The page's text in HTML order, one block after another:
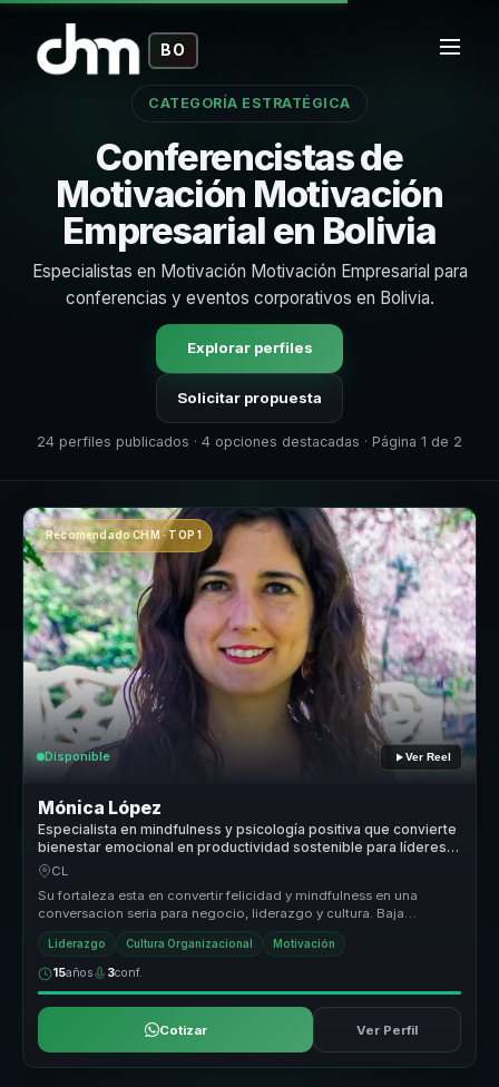
BO
CATEGORÍA ESTRATÉGICA
Conferencistas de
Motivación Motivación
Empresarial en Bolivia
Especialistas en Motivación Motivación Empresarial para
conferencias y eventos corporativos en Bolivia.
Explorar perfiles
Solicitar propuesta
24 perfiles publicados · 4 opciones destacadas · Página 1 de 2
Recomendado CHM · TOP 1
Disponible Ver Reel
Mónica López
Especialista en mindfulness y psicología positiva que convierte
bienestar emocional en productividad sostenible para líderes y
equipos.
CL
Su fortaleza esta en convertir felicidad y mindfulness en una
conversacion seria para negocio, liderazgo y cultura. Baja
bienestar a prac...
Liderazgo Cultura Organizacional Motivación
15años 3conf.
Cotizar Ver Perfil